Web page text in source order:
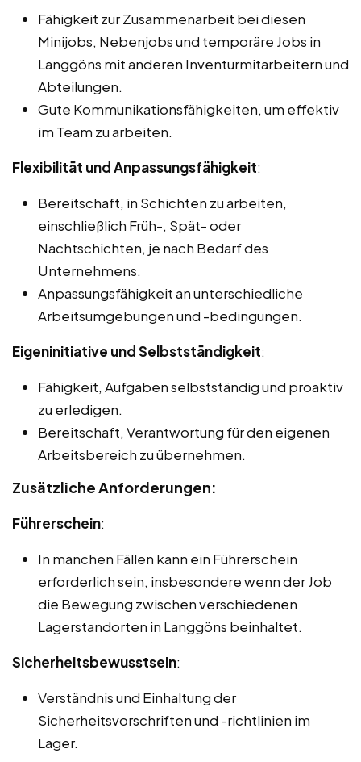
Fähigkeit zur Zusammenarbeit bei diesen
Minijobs, Nebenjobs und temporäre Jobs in
Langgöns mit anderen Inventurmitarbeitern und
Abteilungen.
Gute Kommunikationsfähigkeiten, um effektiv
im Team zu arbeiten.
Flexibilität und Anpassungsfähigkeit:
Bereitschaft, in Schichten zu arbeiten,
einschließlich Früh-, Spät- oder
Nachtschichten, je nach Bedarf des
Unternehmens.
Anpassungsfähigkeit an unterschiedliche
Arbeitsumgebungen und -bedingungen.
Eigeninitiative und Selbstständigkeit:
Fähigkeit, Aufgaben selbstständig und proaktiv
zu erledigen.
Bereitschaft, Verantwortung für den eigenen
Arbeitsbereich zu übernehmen.
Zusätzliche Anforderungen:
Führerschein:
In manchen Fällen kann ein Führerschein
erforderlich sein, insbesondere wenn der Job
die Bewegung zwischen verschiedenen
Lagerstandorten in Langgöns beinhaltet.
Sicherheitsbewusstsein:
Verständnis und Einhaltung der
Sicherheitsvorschriften und -richtlinien im
Lager.